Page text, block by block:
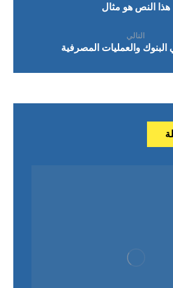
هذا النص هو مثال
التالي
والعمليات المصرفية